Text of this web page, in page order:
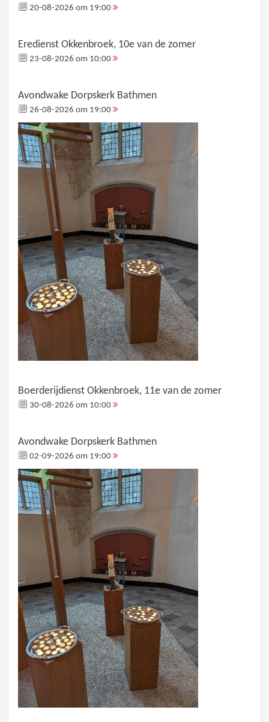
20-08-2026 om 19:00
Eredienst Okkenbroek, 10e van de zomer
23-08-2026 om 10:00
Avondwake Dorpskerk Bathmen
26-08-2026 om 19:00
Boerderijdienst Okkenbroek, 11e van de zomer
30-08-2026 om 10:00
Avondwake Dorpskerk Bathmen
02-09-2026 om 19:00